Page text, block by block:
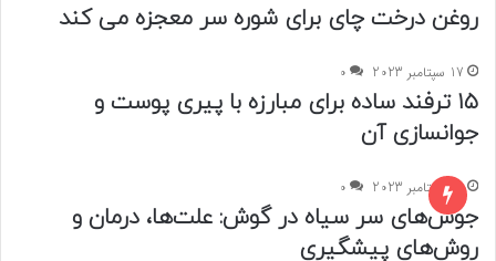
روغن درخت چای برای شوره سر معجزه می کند
17 سپتامبر 2023 0
۱۵ ترفند ساده برای مبارزه با پیری پوست و
جوانسازی آن
14 سپتامبر 2023 0
جوش‌های سر سیاه در گوش: علت‌ها، درمان و
روش‌های پیشگیری